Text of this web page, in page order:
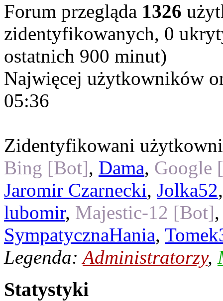
Forum przegląda 1326
zidentyfikowanych, 0
ostatnich 900 minut)
Najwięcej użytkowników
05:36
Zidentyfikowani
Bing [Bot], Dama, Google
Jaromir Czarnecki, Jolka52
lubomir, Majestic-12 [Bot]
SympatycznaHania,
Legenda:Administratorzy,
Statystyki